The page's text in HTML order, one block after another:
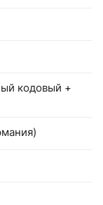
кодовый +